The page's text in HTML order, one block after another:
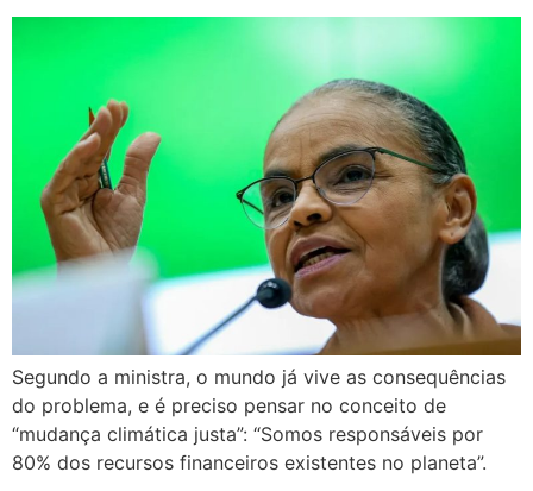
Segundo a ministra, o mundo já vive as consequências
do problema, e é preciso pensar no conceito de
“mudança climática justa”: “Somos responsáveis por
80% dos recursos financeiros existentes no planeta”.